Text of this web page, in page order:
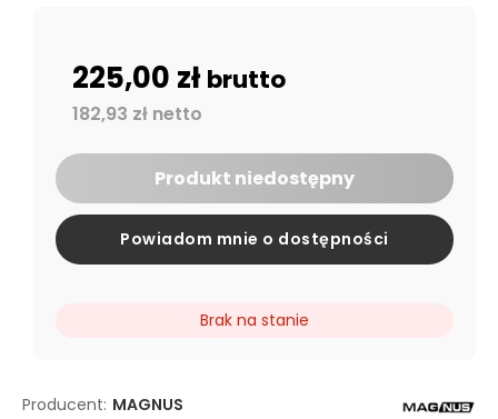
Producent: MAGNUS
225,00 złbrutto
182,93 zł netto
Produkt niedostępny
Powiadom mnie o dostępności
Brak na stanie